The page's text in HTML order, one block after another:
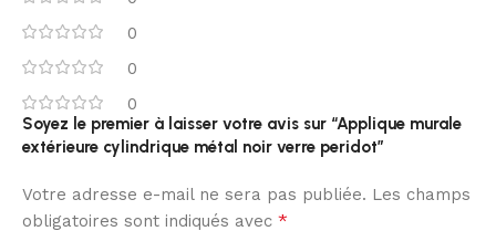
0
0
0
Soyez le premier à laisser votre avis sur “Applique murale
extérieure cylindrique métal noir verre peridot”
Votre adresse e-mail ne sera pas publiée. Les champs
obligatoires sont indiqués avec *